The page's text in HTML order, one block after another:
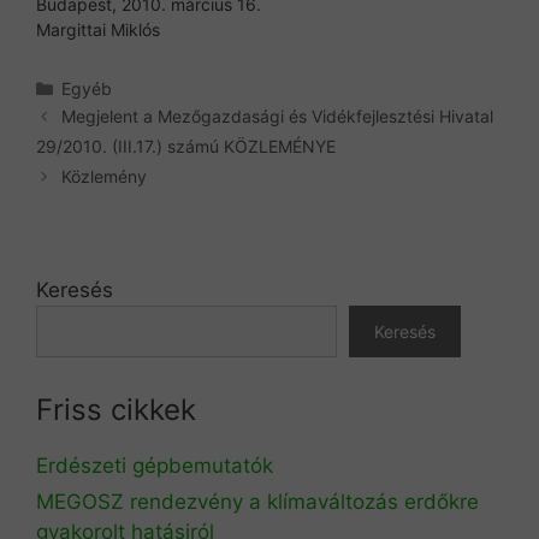
Margittai Miklós
Kategória
Egyéb
Megjelent a Mezőgazdasági és Vidékfejlesztési Hivatal
29/2010. (III.17.) számú KÖZLEMÉNYE
Közlemény
Keresés
Keresés
Friss cikkek
Erdészeti gépbemutatók
MEGOSZ rendezvény a klímaváltozás erdőkre
gyakorolt hatásiról